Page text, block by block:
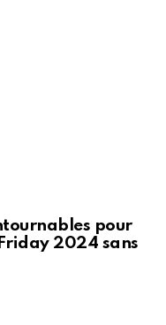
pour
2024 sans